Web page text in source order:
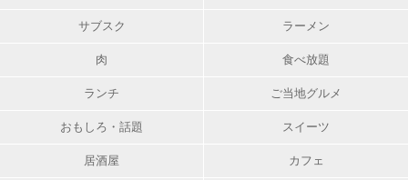
サブスク ラーメン
肉 食べ放題
ランチ ご当地グルメ
おもしろ・話題 スイーツ
居酒屋 カフェ